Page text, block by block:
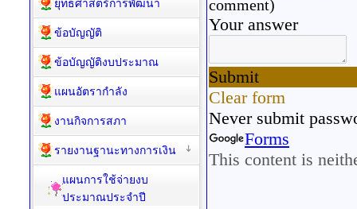
ยุทธศาสตร์การพัฒนา
ข้อบัญญัติ
ข้อบัญญัติงบประมาณ
แผนอัตรากำลัง
งานกิจการสภา
รายงานฐานะทางการเงิน
แผนการใช้จ่ายงบ